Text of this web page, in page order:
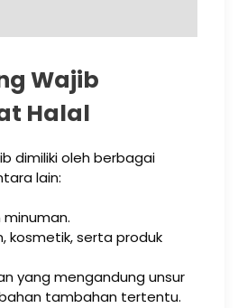
Wajib
Halal
dimiliki oleh berbagai
lain:
kosmetik, serta produk
yang mengandung unsur
tambahan tertentu.